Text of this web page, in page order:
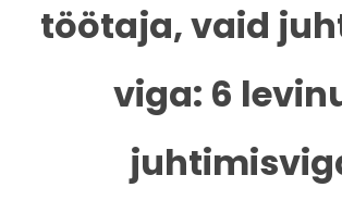
töötaja, vaid
viga: 6